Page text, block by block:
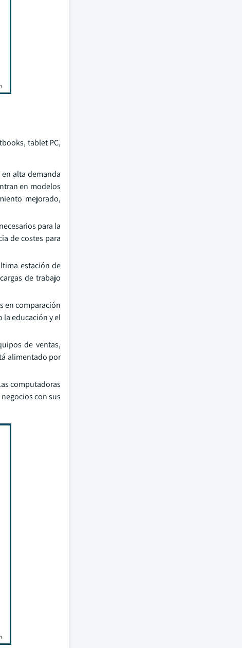
tablet PC,
alta demanda
en modelos
mejorado,
para la
de costes para
estación de
de trabajo
en comparación
la educación y el
de ventas,
alimentado por
computadoras
con sus